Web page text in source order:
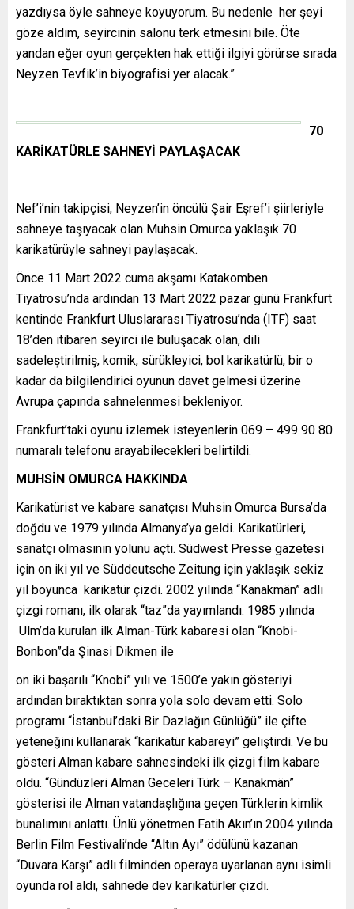
yazdıysa öyle sahneye koyuyorum. Bu nedenle her şeyi
göze aldım, seyircinin salonu terk etmesini bile. Öte
yandan eğer oyun gerçekten hak ettiği ilgiyi görürse sırada
Neyzen Tevfik’in biyografisi yer alacak.”
70
KARİKATÜRLE SAHNEYİ PAYLAŞACAK
Nef’i’nin takipçisi, Neyzen’in öncülü Şair Eşref’i şiirleriyle
sahneye taşıyacak olan Muhsin Omurca yaklaşık 70
karikatürüyle sahneyi paylaşacak.
Önce 11 Mart 2022 cuma akşamı Katakomben
Tiyatrosu’nda ardından 13 Mart 2022 pazar günü Frankfurt
kentinde Frankfurt Uluslararası Tiyatrosu’nda (ITF) saat
18’den itibaren seyirci ile buluşacak olan, dili
sadeleştirilmiş, komik, sürükleyici, bol karikatürlü, bir o
kadar da bilgilendirici oyunun davet gelmesi üzerine
Avrupa çapında sahnelenmesi bekleniyor.
Frankfurt’taki oyunu izlemek isteyenlerin 069 – 499 90 80
numaralı telefonu arayabilecekleri belirtildi.
MUHSİN OMURCA HAKKINDA
Karikatürist ve kabare sanatçısı Muhsin Omurca Bursa’da
doğdu ve 1979 yılında Almanya’ya geldi. Karikatürleri,
sanatçı olmasının yolunu açtı. Südwest Presse gazetesi
için on iki yıl ve Süddeutsche Zeitung için yaklaşık sekiz
yıl boyunca karikatür çizdi. 2002 yılında “Kanakmän” adlı
çizgi romanı, ilk olarak “taz”da yayımlandı. 1985 yılında
Ulm’da kurulan ilk Alman-Türk kabaresi olan “Knobi-
Bonbon”da Şinasi Dikmen ile
on iki başarılı “Knobi” yılı ve 1500’e yakın gösteriyi
ardından bıraktıktan sonra yola solo devam etti. Solo
programı “İstanbul’daki Bir Dazlağın Günlüğü” ile çifte
yeteneğini kullanarak “karikatür kabareyi” geliştirdi. Ve bu
gösteri Alman kabare sahnesindeki ilk çizgi film kabare
oldu. “Gündüzleri Alman Geceleri Türk – Kanakmän”
gösterisi ile Alman vatandaşlığına geçen Türklerin kimlik
bunalımını anlattı. Ünlü yönetmen Fatih Akın’ın 2004 yılında
Berlin Film Festivali’nde “Altın Ayı” ödülünü kazanan
“Duvara Karşı” adlı filminden operaya uyarlanan aynı isimli
oyunda rol aldı, sahnede dev karikatürler çizdi.